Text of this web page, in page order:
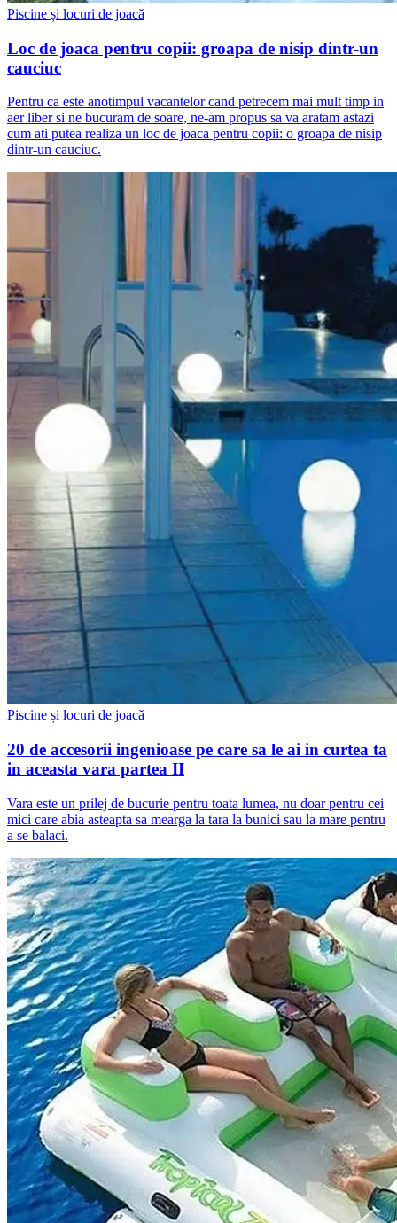
Piscine și locuri de joacă
Loc de joaca pentru copii: groapa de nisip dintr-un
cauciuc
Pentru ca este anotimpul vacantelor cand petrecem mai mult timp in
aer liber si ne bucuram de soare, ne-am propus sa va aratam astazi
cum ati putea realiza un loc de joaca pentru copii: o groapa de nisip
dintr-un cauciuc.
Piscine și locuri de joacă
20 de accesorii ingenioase pe care sa le ai in curtea ta
in aceasta vara partea II
Vara este un prilej de bucurie pentru toata lumea, nu doar pentru cei
mici care abia asteapta sa mearga la tara la bunici sau la mare pentru
a se balaci.